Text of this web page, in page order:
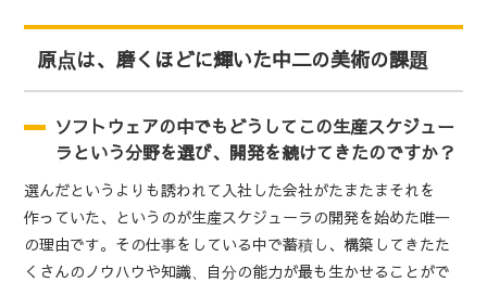
原点は、磨くほどに輝いた中二の美術の課題
ソフトウェアの中でもどうしてこの生産スケジュー
ラという分野を選び、開発を続けてきたのですか？
選んだというよりも誘われて入社した会社がたまたまそれを
作っていた、というのが生産スケジューラの開発を始めた唯一
の理由です。その仕事をしている中で蓄積し、構築してきたた
くさんのノウハウや知識、自分の能力が最も生かせることがで